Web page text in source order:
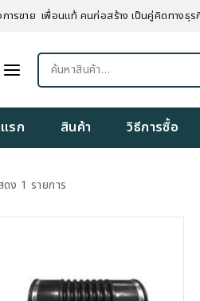
ารขาย เพื่อนแท้ คนก่อสร้าง เป็นคู่คิดทางธุร
ค้นหา:
รก สินค้า วิธีการซื้อ
ดง 1 รายการ